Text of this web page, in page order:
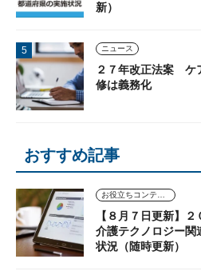
新）
ニュース
２７年改正法案 ケ
修は義務化
おすすめ記事
お役立ちコンテンツ
【８月７日更新】
介護テクノロジー
状況（随時更新）